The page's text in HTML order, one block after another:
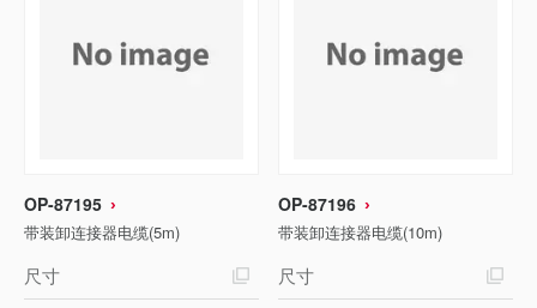
OP-87195
带装卸连接器电缆(5m)
尺寸
OP-87196
带装卸连接器电缆(10m)
尺寸